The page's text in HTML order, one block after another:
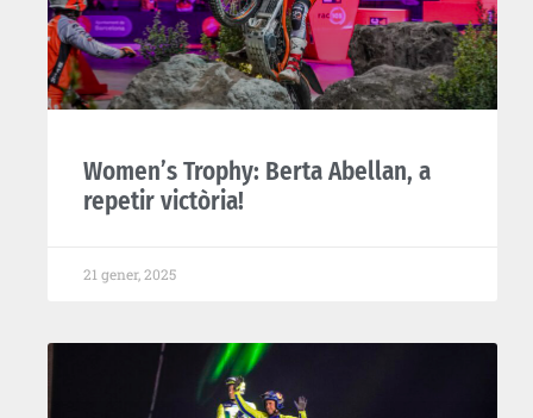
Women’s Trophy: Berta Abellan, a
repetir victòria!
21 gener, 2025